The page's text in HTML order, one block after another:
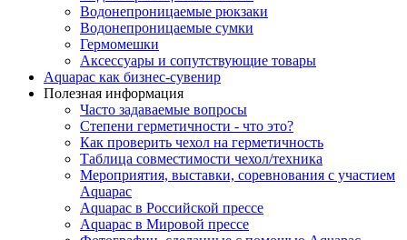
Водонепроницаемые рюкзаки
Водонепроницаемые сумки
Гермомешки
Аксессуары и сопутствующие товары
Aquapac как бизнес-сувенир
Полезная информация
Часто задаваемые вопросы
Степени герметичности - что это?
Как проверить чехол на герметичность
Таблица совместимости чехол/техника
Мероприятия, выставки, соревнования с участием
Aquapac
Aquapac в Российской прессе
Aquapac в Мировой прессе